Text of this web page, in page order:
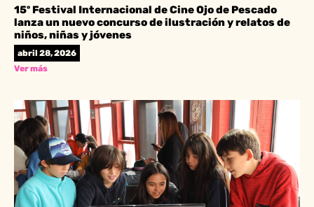
15º Festival Internacional de Cine Ojo de Pescado
lanza un nuevo concurso de ilustración y relatos de
niños, niñas y jóvenes
abril 28, 2026
Ver más